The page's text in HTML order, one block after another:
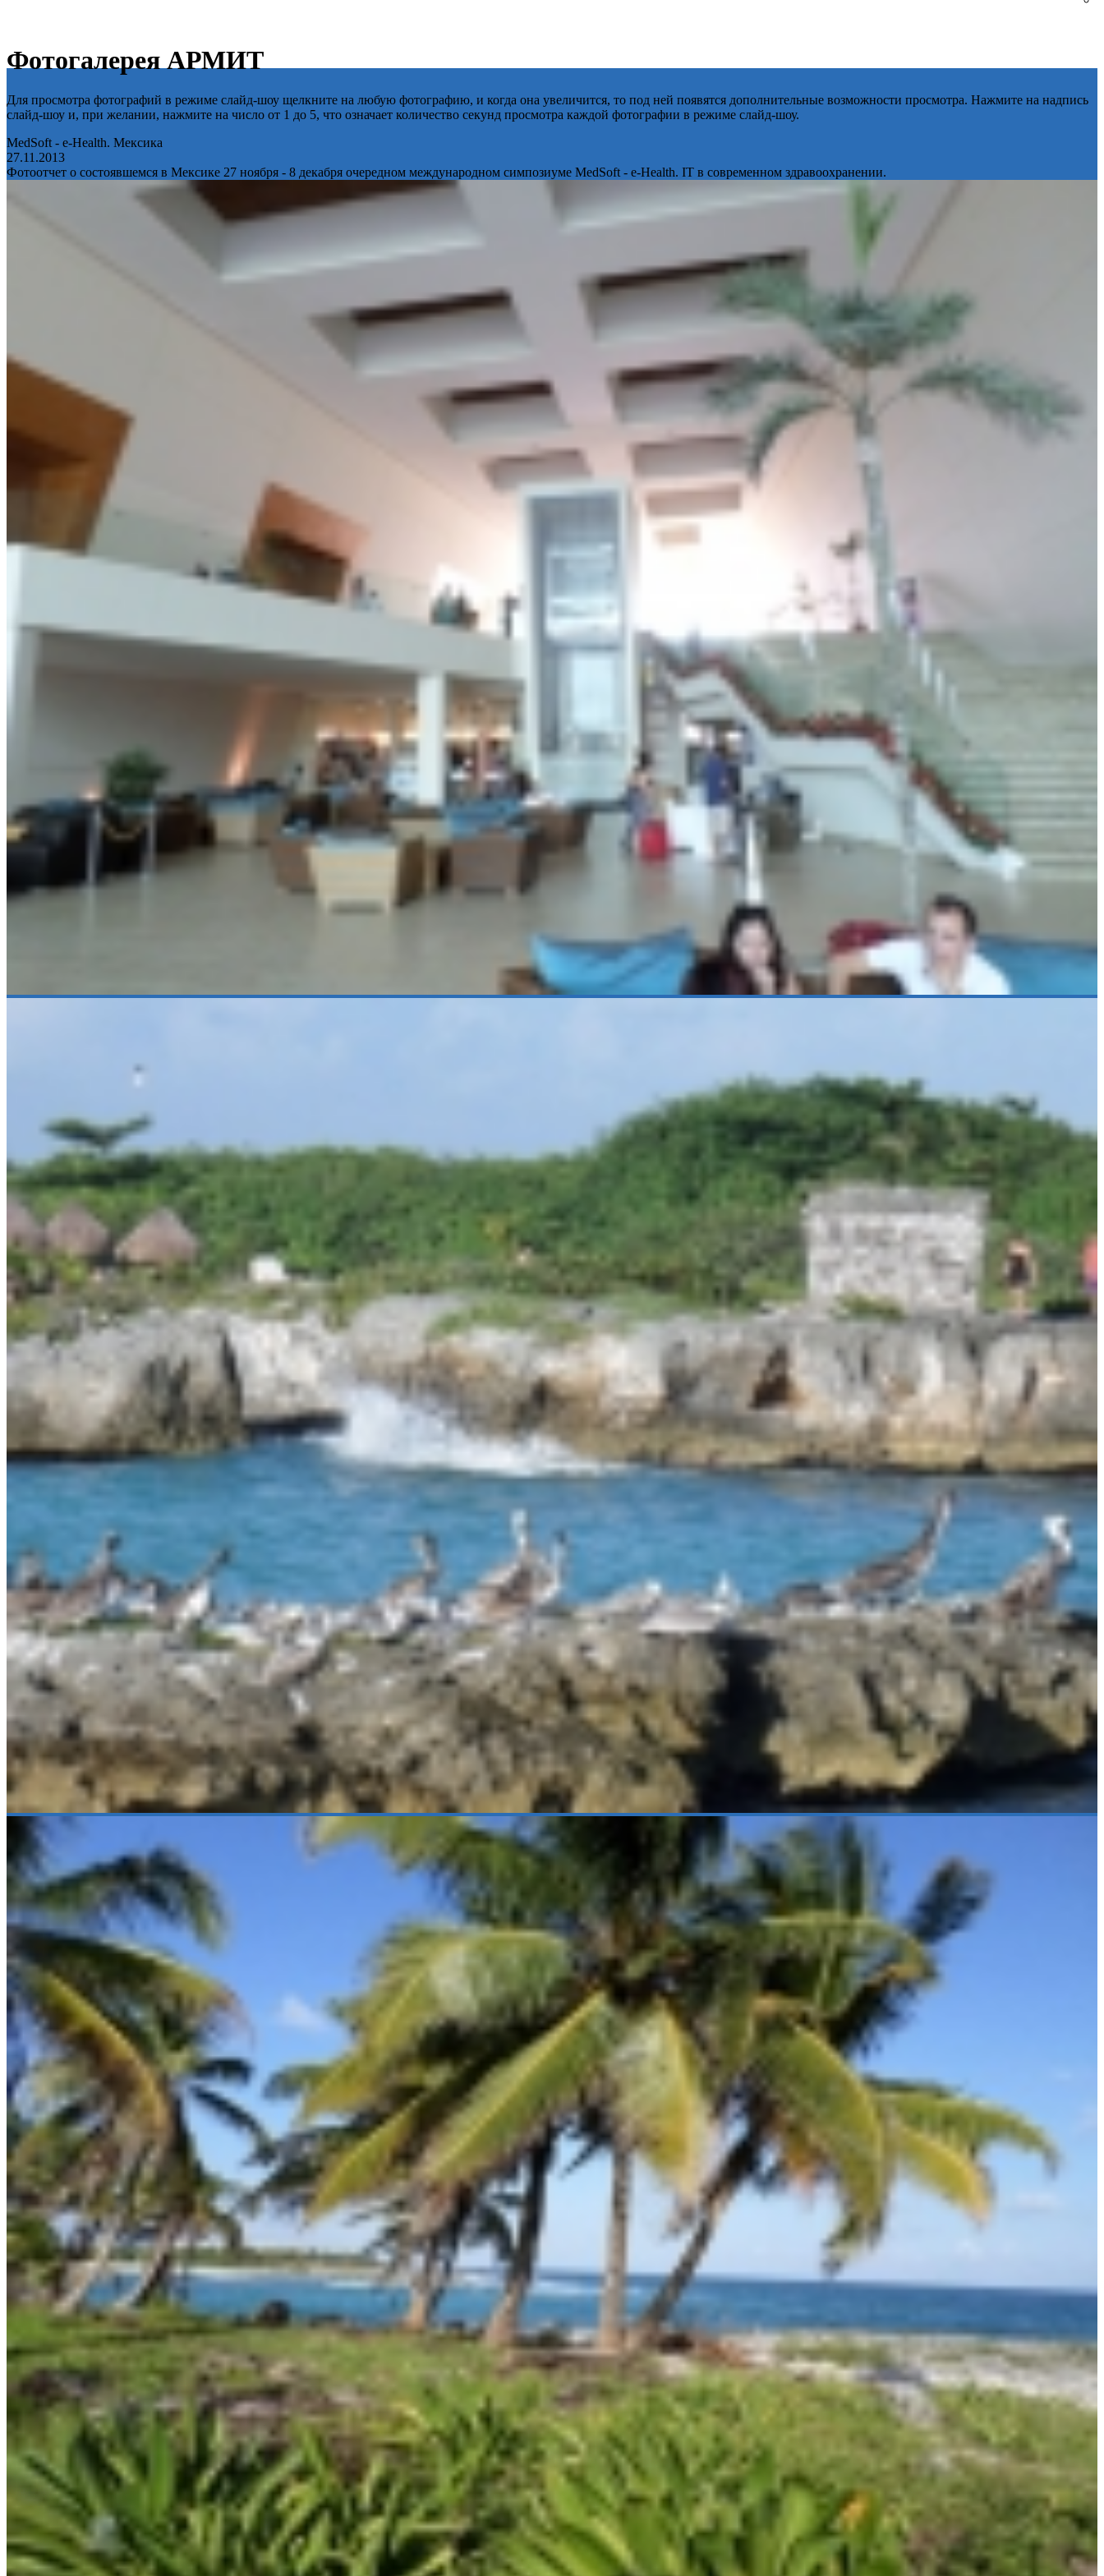
Фотогалерея АРМИТ
Для просмотра фотографий в режиме слайд-шоу щелкните на любую фотографию, и когда она увеличится, то под ней появятся дополнительные возможности просмотра. Нажмите на надпись
слайд-шоу и, при желании, нажмите на число от 1 до 5, что означает количество секунд просмотра каждой фотографии в режиме слайд-шоу.
MedSoft - e-Health. Мексика
27.11.2013
Фотоотчет о состоявшемся в Мексике 27 ноября - 8 декабря очередном международном симпозиуме MedSoft - e-Health. IT в современном здравоохранении.